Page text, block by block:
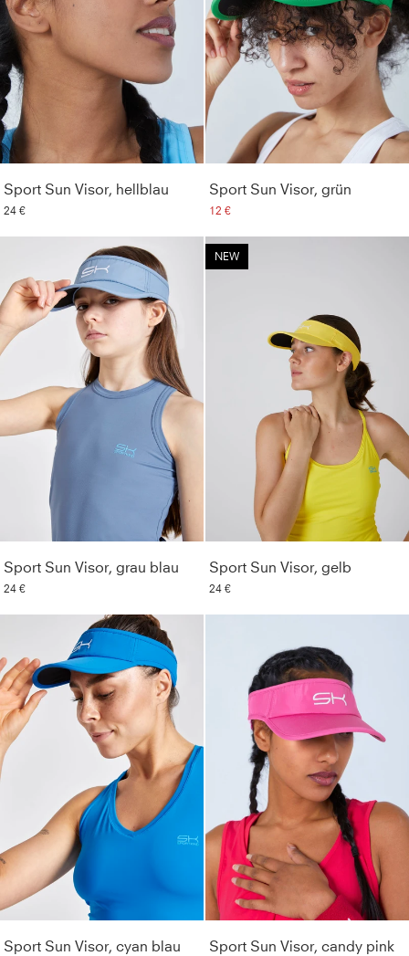
Sport Sun Visor, hellblau
24 €
Sport Sun Visor, grün
12 €
Sport Sun Visor, grau blau
24 €
NEW
Sport Sun Visor, gelb
24 €
Sport Sun Visor, cyan blau Sport Sun Visor, candy pink